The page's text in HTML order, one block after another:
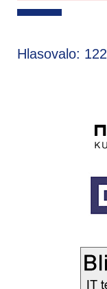
Hlasovalo: 122